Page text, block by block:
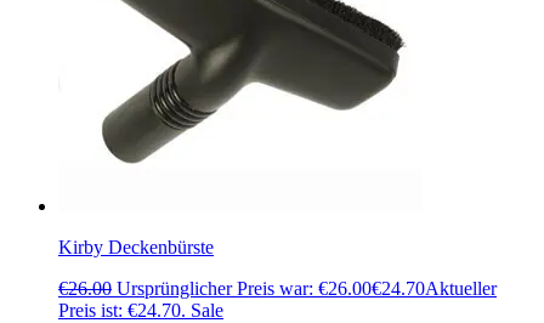
Kirby Deckenbürste
€26.00 Ursprünglicher Preis war: €26.00€24.70Aktueller
Preis ist: €24.70. Sale